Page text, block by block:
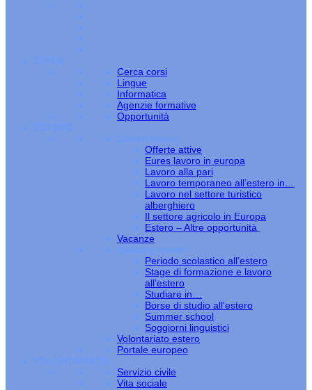
CORSI
Cerca corsi
Lingue
Informatica
Agenzie formative
Opportunità
ESTERO
Lavoro estero
Offerte attive
Eures lavoro in europa
Lavoro alla pari
Lavoro temporaneo all’estero in…
Lavoro nel settore turistico
alberghiero
Il settore agricolo in Europa
Estero – Altre opportunità
Vacanze
Studiare estero
Periodo scolastico all’estero
Stage di formazione e lavoro
all’estero
Studiare in…
Borse di studio all'estero
Summer school
Soggiorni linguistici
Volontariato estero
Portale europeo
VOLONTARIATO
Servizio civile
Vita sociale